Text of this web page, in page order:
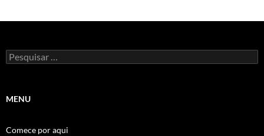
Pesquisar
por:
MENU
Comece por aqui